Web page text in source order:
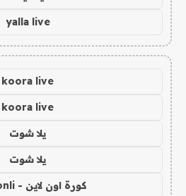
yalla live
koora live
koora live
يلا شوت
يلا شوت
كورة اون لاين - kora onli